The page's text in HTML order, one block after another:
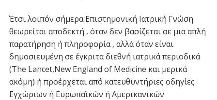
Έτσι λοιπόν σήμερα Επιστημονική Ιατρική Γνώση
θεωρείται αποδεκτή , όταν δεν βασίζεται σε μια απλή
παρατήρηση ή πληροφορία , αλλά όταν είναι
δημοσιευμένη σε έγκριτα διεθνή ιατρικά περιοδικά
(The Lancet,New England of Medicine και μερικά
ακόμη) ή προέρχεται από κατευθυντήριες οδηγίες
Εγχώριων ή Ευρωπαϊκών ή Αμερικανικών